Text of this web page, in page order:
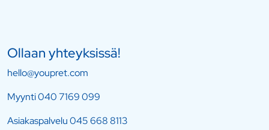
Ollaan yhteyksissä!
hello@youpret.com
Myynti040 7169 099
Asiakaspalvelu045 668 8113